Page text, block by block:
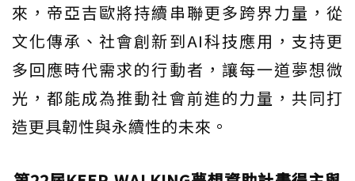
來，帝亞吉歐將持續串聯更多跨界力量，從
文化傳承、社會創新到AI科技應用，支持更
多回應時代需求的行動者，讓每一道夢想微
光，都能成為推動社會前進的力量，共同打
造更具韌性與永續性的未來。